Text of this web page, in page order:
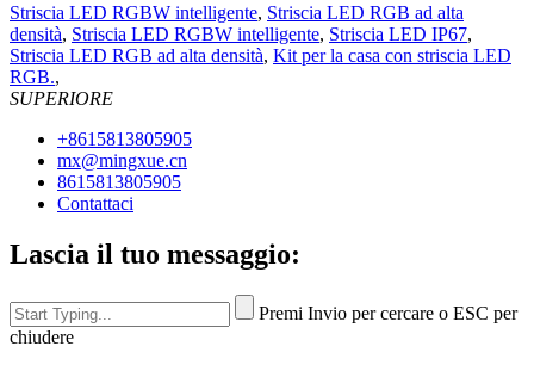
Striscia LED RGBW intelligente, Striscia LED RGB ad alta
densità, Striscia LED RGBW intelligente, Striscia LED IP67,
Striscia LED RGB ad alta densità, Kit per la casa con striscia LED
RGB.,
SUPERIORE
+8615813805905
mx@mingxue.cn
8615813805905
Contattaci
Lascia il tuo messaggio:
Premi Invio per cercare o ESC per
chiudere